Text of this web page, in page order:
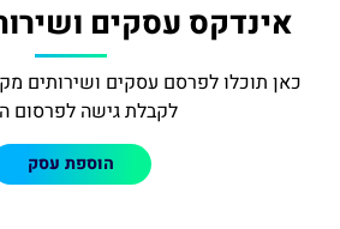
אינדקס עסקים
כאן תוכלו לפרסם עסקים ושירותים
לקבלת גישה לפרסום
הוספת עסק